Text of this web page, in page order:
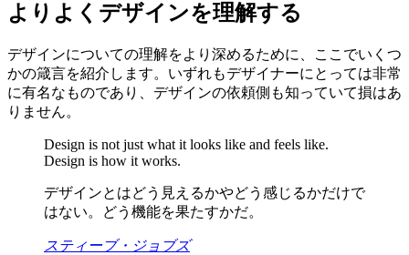
よりよくデザインを理解する
デザインについての理解をより深めるために、ここでいくつ
かの箴言を紹介します。いずれもデザイナーにとっては非常
に有名なものであり、デザインの依頼側も知っていて損はあ
りません。
Design is not just what it looks like and feels like.
Design is how it works.
デザインとはどう見えるかやどう感じるかだけで
はない。どう機能を果たすかだ。
スティーブ・ジョブズ